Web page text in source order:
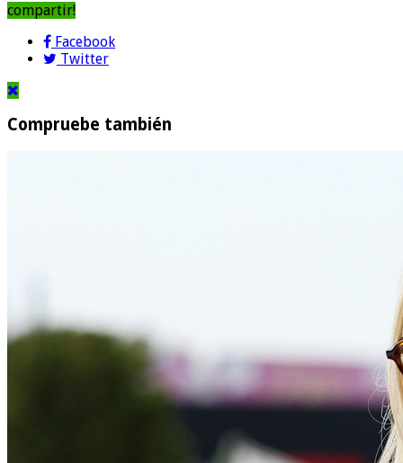
compartir!
Facebook
Twitter
Compruebe también